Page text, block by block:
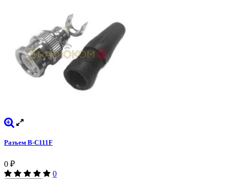
Разъем B-C111F
0 ₽
0